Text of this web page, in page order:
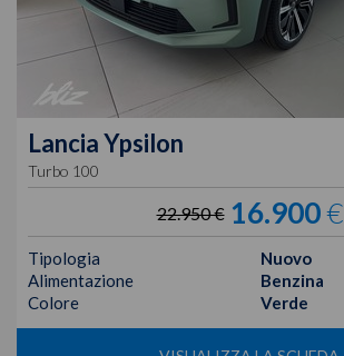
LanciaYpsilon
Turbo 100
22.950 € 16.900€
Tipologia
Nuovo
Alimentazione
Benzina
Colore
Verde